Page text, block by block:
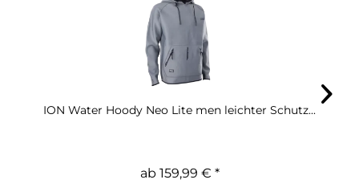
ION Water Hoody Neo Lite men leichter Schutz...
ab 159,99 € *